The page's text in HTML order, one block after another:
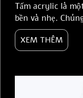
Tấm acrylic là
bền và nhẹ.
nơi như cửa
chuyên cung
bằng tấm acrylic.
khác nhau.
XEM THÊM